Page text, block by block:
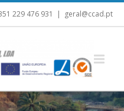
229 476 931 | geral@ccad.pt